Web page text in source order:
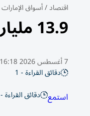
اقتصاد/أسواق الإمارات
13.9 مليار درهم تصرفات عقارات دبي في أول أسابيع أغسطس
7 أغسطس 2026 16:18 مساء
دقائق القراءة - 1
استمع دقائق القراءة - 1